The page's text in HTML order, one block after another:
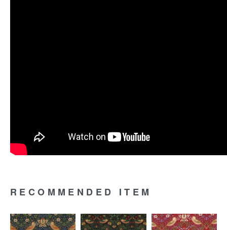
RECOMMENDED ITEM